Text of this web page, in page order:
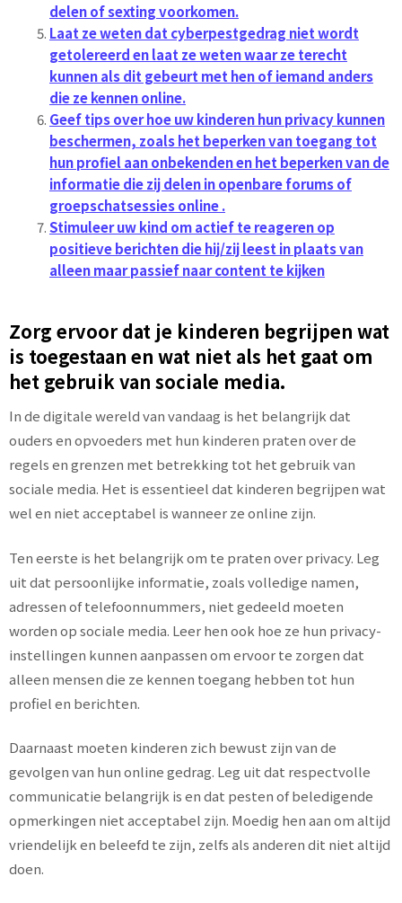
delen of sexting voorkomen.
Laat ze weten dat cyberpestgedrag niet wordt
getolereerd en laat ze weten waar ze terecht
kunnen als dit gebeurt met hen of iemand anders
die ze kennen online.
Geef tips over hoe uw kinderen hun privacy kunnen
beschermen, zoals het beperken van toegang tot
hun profiel aan onbekenden en het beperken van de
informatie die zij delen in openbare forums of
groepschatsessies online .
Stimuleer uw kind om actief te reageren op
positieve berichten die hij/zij leest in plaats van
alleen maar passief naar content te kijken
Zorg ervoor dat je kinderen begrijpen wat
is toegestaan ​​en wat niet als het gaat om
het gebruik van sociale media.
In de digitale wereld van vandaag is het belangrijk dat
ouders en opvoeders met hun kinderen praten over de
regels en grenzen met betrekking tot het gebruik van
sociale media. Het is essentieel dat kinderen begrijpen wat
wel en niet acceptabel is wanneer ze online zijn.
Ten eerste is het belangrijk om te praten over privacy. Leg
uit dat persoonlijke informatie, zoals volledige namen,
adressen of telefoonnummers, niet gedeeld moeten
worden op sociale media. Leer hen ook hoe ze hun privacy-
instellingen kunnen aanpassen om ervoor te zorgen dat
alleen mensen die ze kennen toegang hebben tot hun
profiel en berichten.
Daarnaast moeten kinderen zich bewust zijn van de
gevolgen van hun online gedrag. Leg uit dat respectvolle
communicatie belangrijk is en dat pesten of beledigende
opmerkingen niet acceptabel zijn. Moedig hen aan om altijd
vriendelijk en beleefd te zijn, zelfs als anderen dit niet altijd
doen.